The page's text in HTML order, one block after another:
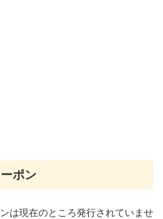
ポン
は現在のところ発行されていませ